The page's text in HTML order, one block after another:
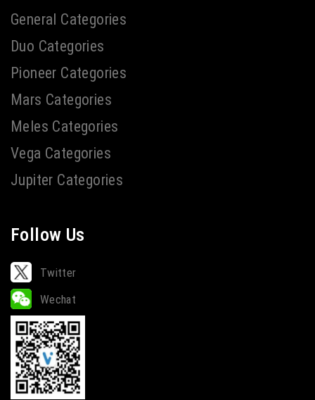
General Categories
Duo Categories
Pioneer Categories
Mars Categories
Meles Categories
Vega Categories
Jupiter Categories
Follow Us
Twitter
Wechat